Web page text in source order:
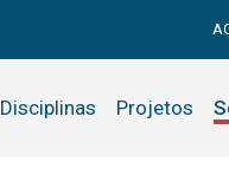
Disciplinas Projetos